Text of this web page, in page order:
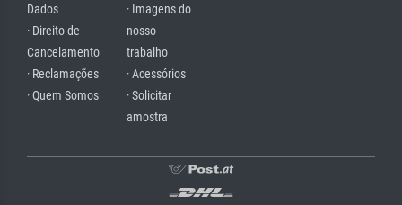
Dados
· Direito de
Cancelamento
· Reclamações
· Quem Somos
· Imagens do
nosso
trabalho
· Acessórios
· Solicitar
amostra